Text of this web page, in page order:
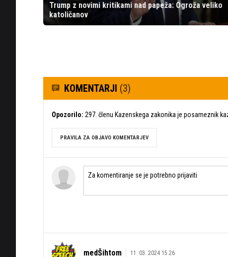
Trump z novimi kritikami nad papeža: Ogroža veliko
katoličanov
KOMENTARJI (3)
Opozorilo: 297. členu Kazenskega zakonika je posameznik
PRAVILA ZA OBJAVO KOMENTARJEV
medŠihtom 11. 03. 2024 15.26